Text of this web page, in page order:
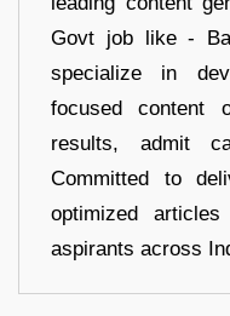
Govt job like -
specialize in
focused content
results, admit
Committed to
optimized
aspirants across